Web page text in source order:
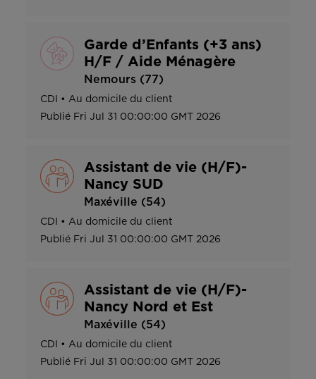
Garde d’Enfants (+3 ans)
H/F / Aide Ménagère
Nemours (77)
CDI • Au domicile du client
Publié Fri Jul 31 00:00:00 GMT 2026
Assistant de vie (H/F)-
Nancy SUD
Maxéville (54)
CDI • Au domicile du client
Publié Fri Jul 31 00:00:00 GMT 2026
Assistant de vie (H/F)-
Nancy Nord et Est
Maxéville (54)
CDI • Au domicile du client
Publié Fri Jul 31 00:00:00 GMT 2026